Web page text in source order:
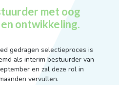
met oog
ontwikkeling.
gedragen selectieproces is
als interim bestuurder van
en zal deze rol in
vervullen.